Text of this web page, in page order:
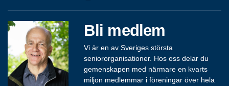
Bli medlem
Vi är en av Sveriges största
seniororganisationer. Hos oss delar du
gemenskapen med närmare en kvarts
miljon medlemmar i föreningar över hela